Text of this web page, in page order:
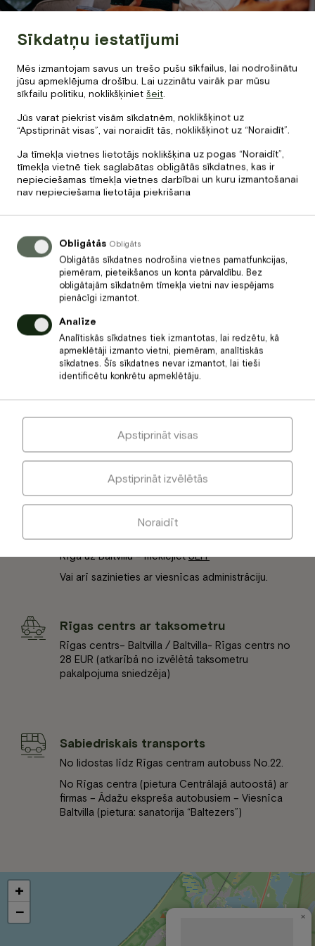
Informācija un rezervācija
ipasiepiedavajumi.dogh40@zapiermail.com
10 minūšu attalumā no Rīgas
Privātais auto
Viesnīca atrodas šosejas A1 tuvumā. Sekojiet
norādēm, lai nokļūtu viesnīcas teritorijā.
Lidosta ar Taksometru
Precīzu informāciju par nokļūšanu no lidostas
Rīga uz Baltvillu – meklējietŠEIT
Vai arī sazinieties ar viesnīcas administrāciju.
Rīgas centrs ar taksometru
Rīgas centrs– Baltvilla / Baltvilla- Rīgas centrs no
28 EUR (atkarībā no izvēlētā taksometru
pakalpojuma sniedzēja)
Sabiedriskais transports
No lidostas līdz Rīgas centram autobuss No.22.
No Rīgas centra (pietura Centrālajā autoostā) ar
firmas – Ādažu ekspreša autobusiem – Viesnīca
Baltvilla (pietura: sanatorija “Baltezers”)
×
+
−
Sīkdatņu iestatījumi
Mēs izmantojam savus un trešo pušu sīkfailus, lai nodrošinātu
jūsu apmeklējuma drošību. Lai uzzinātu vairāk par mūsu
sīkfailu politiku, noklikšķiniet šeit
Jūs varat piekrist visām sīkdatnēm, noklikšķinot uz
“Apstiprināt visas”, vai noraidīt tās, noklikšķinot uz “Noraidīt”.
Ja tīmekļa vietnes lietotājs noklikšķina uz pogas “Noraidīt”,
tīmekļa vietnē tiek saglabātas obligātās sīkdatnes, kas ir
nepieciešamas tīmekļa vietnes darbībai un kuru izmantošanai
nav nepieciešama lietotāja piekrišana
Obligātās Obligāts
Obligātās sīkdatnes nodrošina vietnes pamatfunkcijas,
piemēram, pieteikšanos un konta pārvaldību. Bez
obligātajām sīkdatnēm tīmekļa vietni nav iespējams
pienācīgi izmantot.
Analīze
Analītiskās sīkdatnes tiek izmantotas, lai redzētu, kā
apmeklētāji izmanto vietni, piemēram, analītiskās
sīkdatnes. Šīs sīkdatnes nevar izmantot, lai tieši
identificētu konkrētu apmeklētāju.
Noraidīt
Apstiprināt izvēlētās
Apstiprināt visas